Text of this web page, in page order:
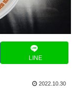
LINE
2022.10.30